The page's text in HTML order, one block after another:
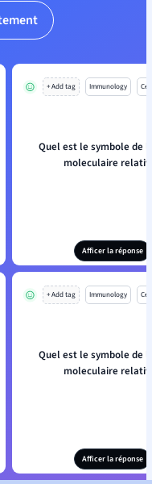
+ Add tag Immunology
Quel est le symbole de
moleculaire
Afficer la réponse
+ Add tag Immunology
Quel est le symbole de
moleculaire
Afficer la réponse